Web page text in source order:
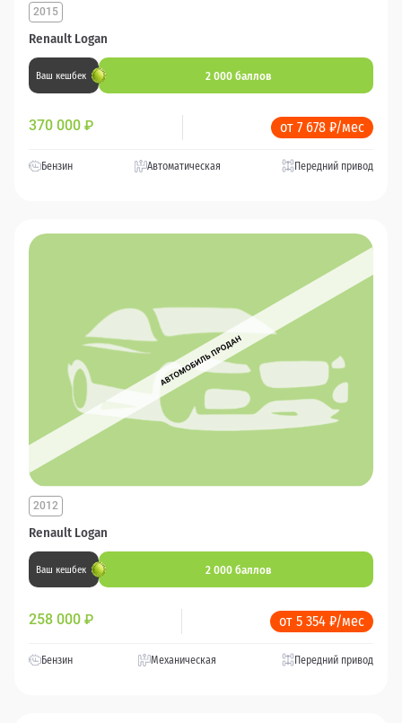
Renault Logan
2015
Ваш кешбек 2 000 баллов
370 000 ₽ от 7 678 ₽/мес
Бензин Автоматическая Передний привод
Renault Logan
2012
Ваш кешбек 2 000 баллов
258 000 ₽ от 5 354 ₽/мес
Бензин Механическая Передний привод